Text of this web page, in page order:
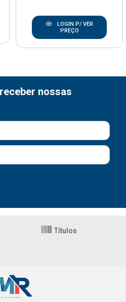
LOGIN P/ VER
PREÇO
nossas
Títulos